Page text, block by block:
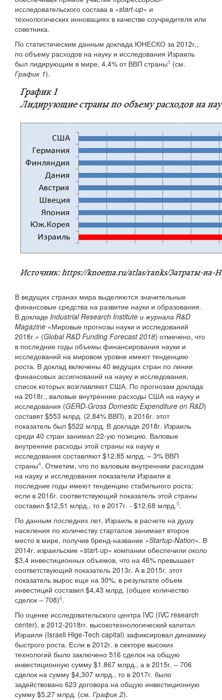
исследовательского состава в «start-up» и
технологических инновациях в качестве соучредителя или
советника.
По статистическим данным доклада ЮНЕСКО за 2012г.,
по объему расходов на науку и исследования Израиль
был лидирующим в мире, 4,4% от ВВП страны3 (см.
График 1).
В ведущих странах мира выделяются значительные
финансовые средства на развитие науки и образования.
В докладе Industrial Research Institute и журнала R&D
Magazine «Мировые прогнозы науки и исследований
2018г.» (Global R&D Funding Forecast 2018) отмечено, что
в последние годы объемы финансирования науки и
исследований на мировом уровне имеют тенденцию
роста. В доклад включены 40 ведущих стран по линии
финансовых ассигнований на науку и исследования,
список которых возглавляют США. По прогнозам доклада
на 2018г., валовые внутренние расходы США на науку и
исследования (GERD-Gross Domestic Expenditure on R&D)
составят $553 млрд. (2,84% ВВП), в 2016г. этот
показатель был $522 млрд. В докладе 2018г. Израиль
среди 40 стран занимал 22-ую позицию. Валовые
внутренние расходы этой страны на науку и
исследования составляют $12.85 млрд. – 3% ВВП
страны4. Отметим, что по валовым внутренним расходам
на науку и исследования показатели Израиля в
последние годы имеют тенденцию стабильного роста:
если в 2016г. соответствующий показатель этой страны
составил $12,51 млрд., то в 2017г. - $12,68 млрд.5.
По данным последних лет, Израиль в расчете на душу
населения по количеству стартапов занимает второе
место в мире, получив бренд-название «Startup-Nation». В
2014г. израильские «start-up» компании обеспечили около
$3,4 инвестиционных объемов, что на 46% превышает
соответствующий показатель 2013г. А в 2015г. этот
показатель вырос еще на 30%, в результате объем
инвестиций составил $4,43 млрд. (общее количество
сделок – 708)6.
По оценке исследовательского центра IVC (IVC research
center), в 2012-2018гг. высокотехнологический капитал
Израиля (Israeli Hige-Tech capital) зафиксировал динамику
быстрого роста. Если в 2012г. в секторе высоких
технологий было заключено 516 сделок на общую
инвестиционную сумму $1.867 млрд., а в 2015г. – 706
сделок на сумму $4,307 млрд., то в 2017г. было
задействовано 623 договора на общую инвестиционную
сумму $5,27 млрд. (см. График 2).